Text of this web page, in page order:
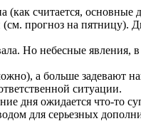
считается,
прогноз на пятницу).
Но небесные явления,
а больше задевают
ситуации.
дня ожидается что-то
для серьезных